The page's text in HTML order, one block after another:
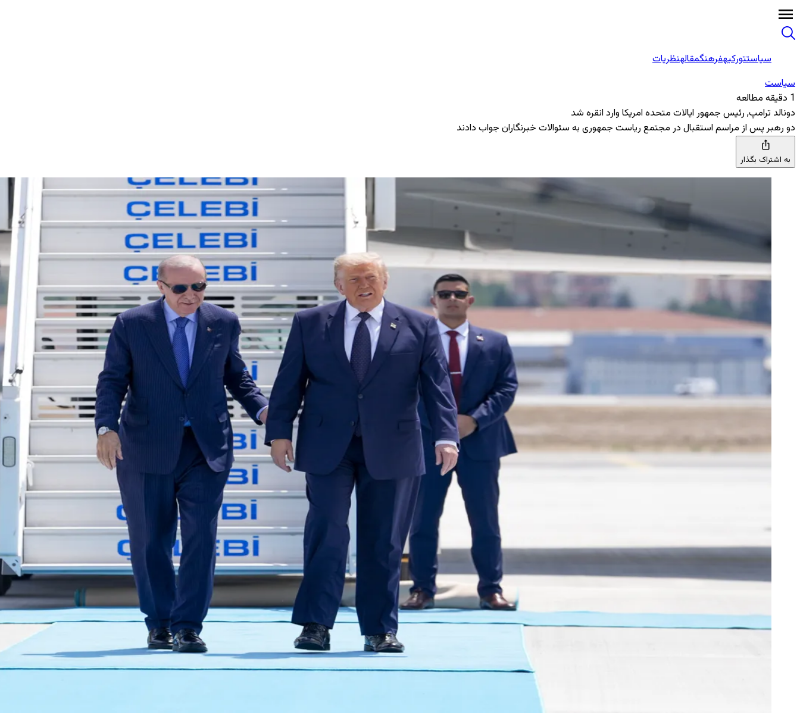
سیاستتورکیهفرهنگمقالهنظریات
سیاست
1 دقیقه مطالعه
دونالد ترامپ, رئیس جمهور ایالات متحده امریکا وارد انقره شد
دو رهبر پس از مراسم استقبال در مجتمع ریاست جمهوری به سئوالات خبرنگاران جواب دادند
به اشتراک بگذار